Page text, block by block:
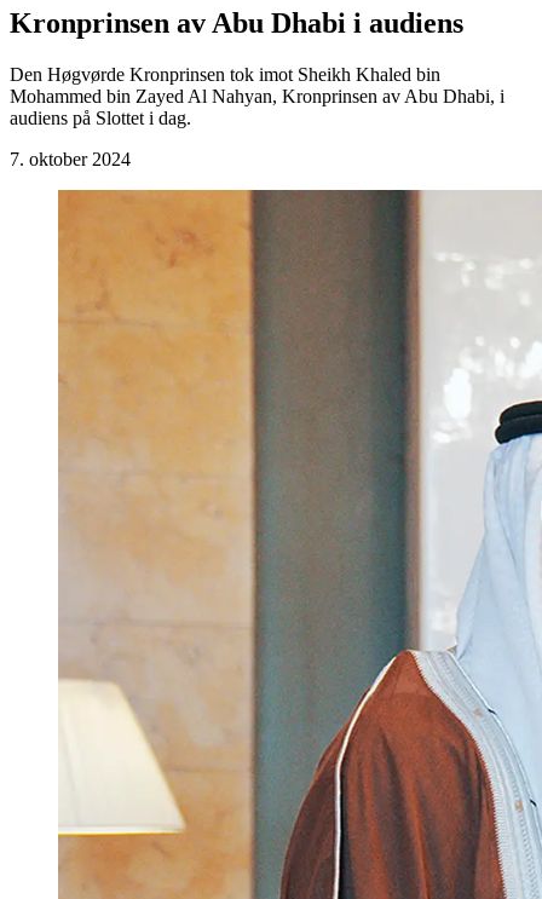
Kronprinsen av Abu Dhabi i audiens
Den Høgvørde Kronprinsen tok imot Sheikh Khaled bin
Mohammed bin Zayed Al Nahyan, Kronprinsen av Abu Dhabi, i
audiens på Slottet i dag.
7. oktober 2024